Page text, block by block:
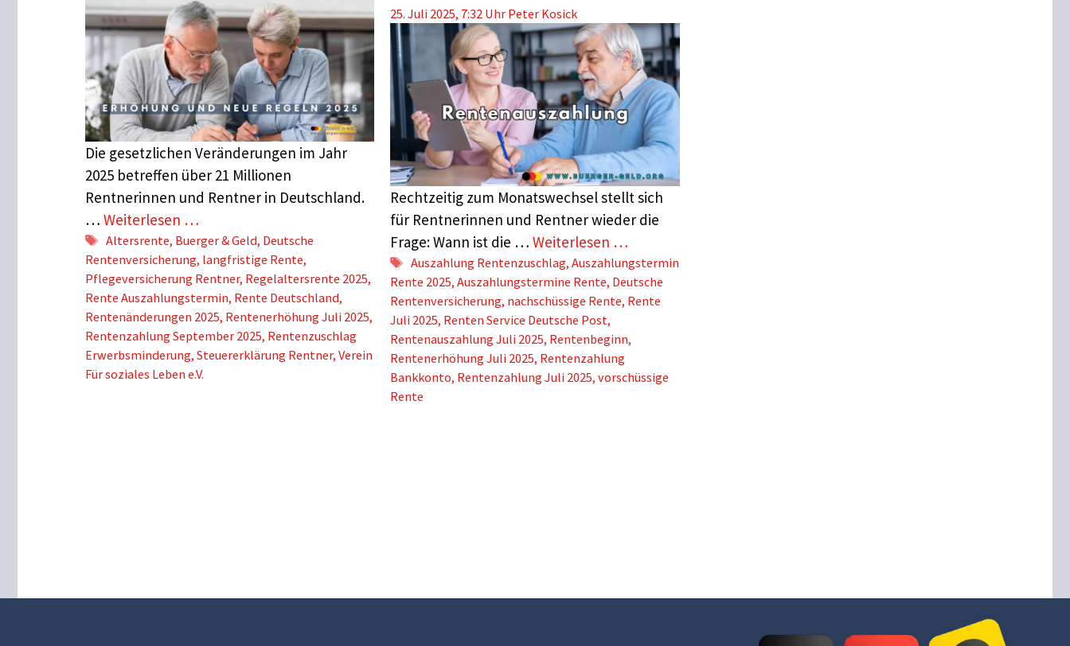
Die gesetzlichen Veränderungen im Jahr
2025 betreffen über 21 Millionen
Rentnerinnen und Rentner in Deutschland.
… Weiterlesen …
Schlagwörter
Altersrente, Buerger & Geld, Deutsche
Rentenversicherung, langfristige Rente,
Pflegeversicherung Rentner, Regelaltersrente 2025,
Rente Auszahlungstermin, Rente Deutschland,
Rentenänderungen 2025, Rentenerhöhung Juli 2025,
Rentenzahlung September 2025, Rentenzuschlag
Erwerbsminderung, Steuererklärung Rentner, Verein
Für soziales Leben e.V.
25. Juli 2025, 7:32 Uhr Peter Kosick
Rechtzeitig zum Monatswechsel stellt sich
für Rentnerinnen und Rentner wieder die
Frage: Wann ist die …Weiterlesen …
Schlagwörter
Auszahlung Rentenzuschlag,Auszahlungstermin
Rente 2025,Auszahlungstermine Rente, Deutsche
Rentenversicherung, nachschüssige Rente, Rente
Juli 2025, Renten Service Deutsche Post,
Rentenauszahlung Juli 2025, Rentenbeginn,
Rentenerhöhung Juli 2025, Rentenzahlung
Bankkonto, Rentenzahlung Juli 2025,vorschüssige
Rente